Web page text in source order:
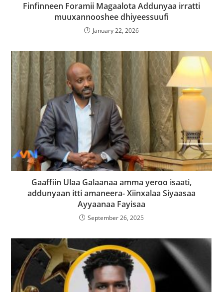
Finfinneen Foramii Magaalota Addunyaa irratti
muuxannooshee dhiyeessuufi
January 22, 2026
Gaaffiin Ulaa Galaanaa amma yeroo isaati,
addunyaan itti amaneera- Xiinxalaa Siyaasaa
Ayyaanaa Fayisaa
September 26, 2025